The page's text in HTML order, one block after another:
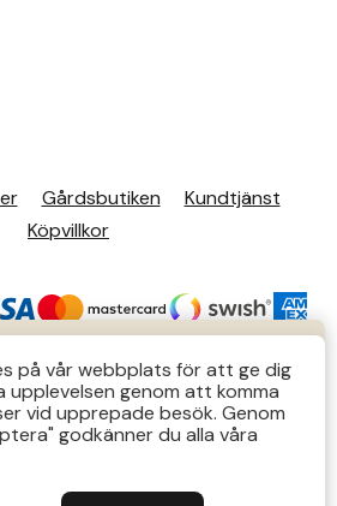
Mån-Tors 12-14 Lör 12-14
order@agersta.nu
Gårdsbutiken
Kundtjänst
Köpvillkor
© 2026 Agersta.
på vår webbplats för att ge dig
upplevelsen genom att komma
vid upprepade besök. Genom
godkänner du alla våra